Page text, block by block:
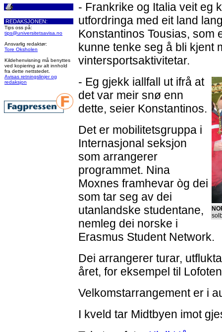
REDAKSJONEN:
Tips oss på:
tips@universitetsavisa.no
Ansvarlig redaktør:
Tore Oksholen
Kildehenvisning må benyttes
ved kopiering av alt innhold
fra dette nettstedet.
Avisas retningslinjer og
redaksjon
- Frankrike og Italia veit eg
utfordringa med eit land
Konstantinos Tousias, som
kunne tenke seg å bli kjent
vintersportsaktivitetar.
- Eg gjekk iallfall ut ifrå at
det var meir snø enn
dette, seier Konstantinos.
Det er mobilitetsgruppa i
Internasjonal seksjon
som arrangerer
programmet. Nina
Moxnes framhevar òg dei
som tar seg av dei
utanlandske studentane,
nemleg dei norske i
Erasmus Student Network.
Dei arrangerer turar,
året, for eksempel til
Velkomstarrangement er i
I kveld tar Midtbyen imot